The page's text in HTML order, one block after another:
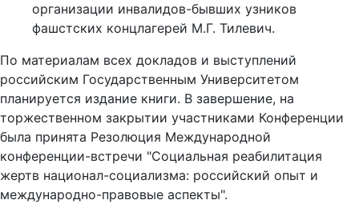
организации инвалидов-бывших узников
фашстских концлагерей М.Г. Тилевич.
По материалам всех докладов и выступлений
российским Государственным Университетом
планируется издание книги. В завершение, на
торжественном закрытии участниками Конференции
была принята Резолюция Международной
конференции-встречи "Социальная реабилитация
жертв национал-социализма: российский опыт и
международно-правовые аспекты".